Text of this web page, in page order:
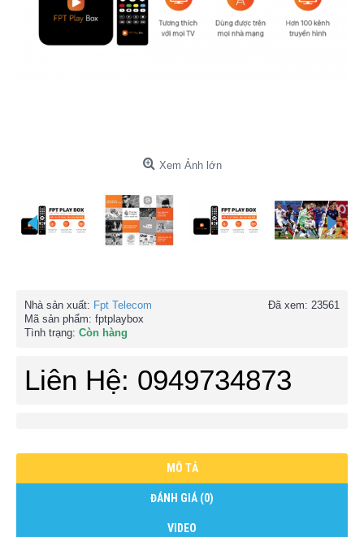
Xem Ảnh lớn
Đã xem: 23561
Nhà sản xuất: Fpt Telecom
Mã sản phẩm: fptplaybox
Tình trạng: Còn hàng
Liên Hệ: 0949734873
MÔ TẢ
ĐÁNH GIÁ (0)
VIDEO